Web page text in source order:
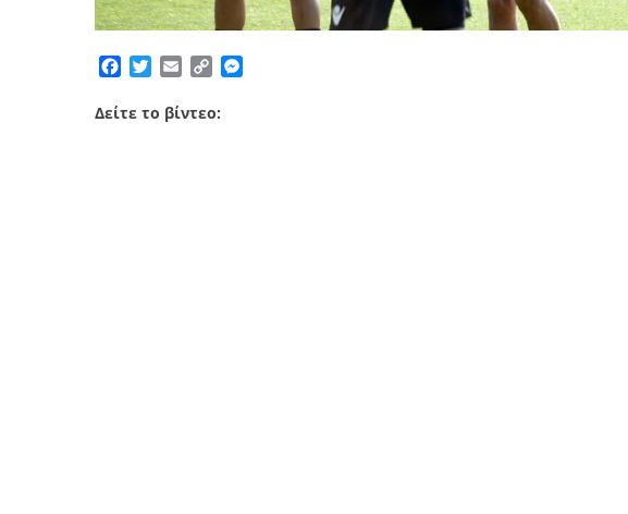
Facebook
TwitterEmailCopy
Δείτε το βίντεο: